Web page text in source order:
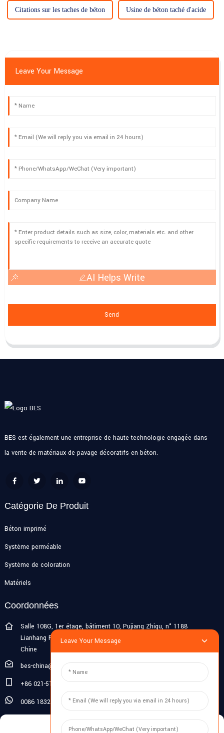
Citations sur les taches de béton Usine de béton taché d'acide
Leave Your Message
AI Helps Write
Send
BES est également une entreprise de haute technologie engagée dans
la vente de matériaux de pavage décoratifs en béton.
Catégorie De Produit
Béton imprimé
Système perméable
Système de coloration
Matériels
Coordonnées
Salle 108G, 1er étage, bâtiment 10, Pujiang Zhigu, n° 1188
Lianhang Road, ville de Pujiang, district de Minhang, Shanghai,
Chine
bes-china@besdeconcrete.com
+86 021-51692846
0086 18321330829
Leave Your Message
Manage Cookie Consent